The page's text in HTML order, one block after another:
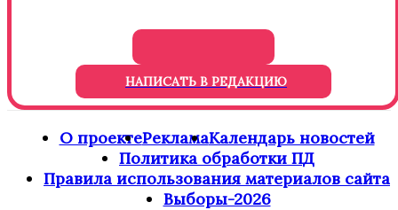
НАПИСАТЬ В РЕДАКЦИЮ
О проектеРекламаКалендарь новостей
Политика обработки ПД
Правила использования материалов сайта
Выборы-2026